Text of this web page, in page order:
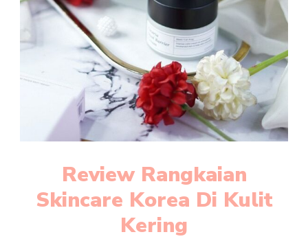
Review Rangkaian
Skincare Korea Di Kulit
Kering